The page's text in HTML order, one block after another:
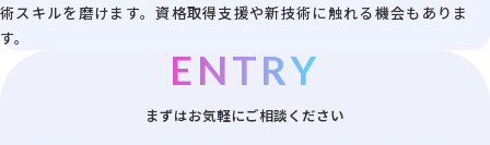
術スキルを磨けます。資格取得支援や新技術に触れる機会もありま
す。
ENTRY
まずはお気軽にご相談ください